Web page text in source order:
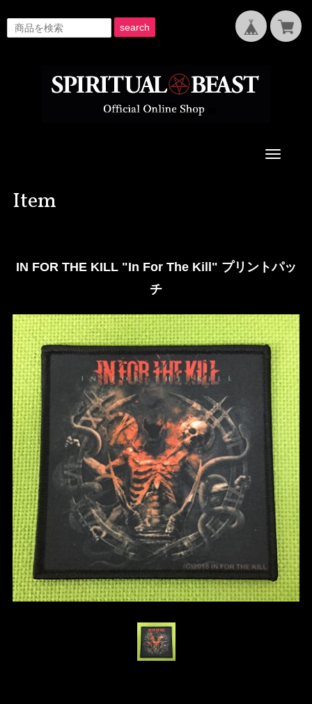
search
Toggle
Item
IN FOR THE KILL "In For The Kill" プリントパッ
チ